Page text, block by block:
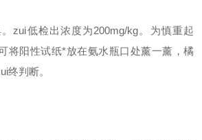
zui低检出浓度为200mg/kg。为慎重起
将阳性试纸*放在氨水瓶口处薰一薰 ，橘
终判断。